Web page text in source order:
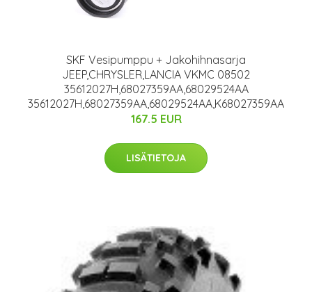
SKF Vesipumppu + Jakohihnasarja
JEEP,CHRYSLER,LANCIA VKMC 08502
35612027H,68027359AA,68029524AA
35612027H,68027359AA,68029524AA,K68027359AA
167.5 EUR
LISÄTIETOJA